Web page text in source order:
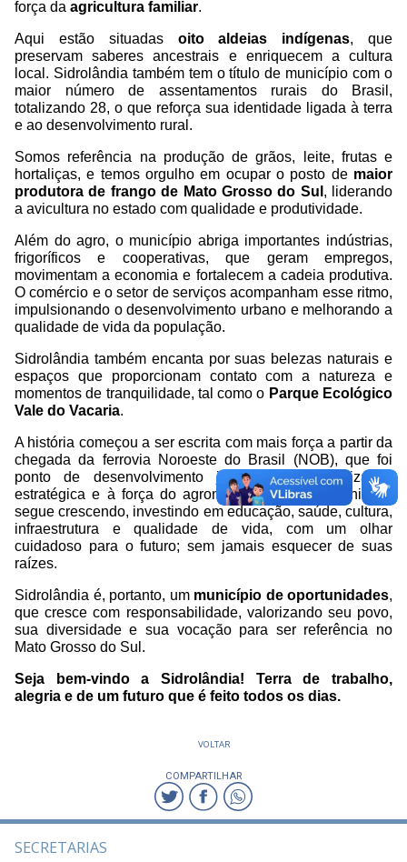
força da agricultura familiar.
Aqui estão situadas oito aldeias indígenas, que
preservam saberes ancestrais e enriquecem a cultura
local. Sidrolândia também tem o título de município com o
maior número de assentamentos rurais do Brasil,
totalizando 28, o que reforça sua identidade ligada à terra
e ao desenvolvimento rural.
Somos referência na produção de grãos, leite, frutas e
hortaliças, e temos orgulho em ocupar o posto de maior
produtora de frango de Mato Grosso do Sul , liderando
a avicultura no estado com qualidade e produtividade.
Além do agro, o município abriga importantes indústrias,
frigoríficos e cooperativas, que geram empregos,
movimentam a economia e fortalecem a cadeia produtiva.
O comércio e o setor de serviços acompanham esse ritmo,
impulsionando o desenvolvimento urbano e melhorando a
qualidade de vida da população.
Sidrolândia também encanta por suas belezas naturais e
espaços que proporcionam contato com a natureza e
momentos de tranquilidade, tal como o Parque Ecológico
Vale do Vacaria.
A história começou a ser escrita com mais força a partir da
chegada da ferrovia Noroeste do Brasil (NOB), que foi
ponto de desenvolvimento junto à sua localização
estratégica e à força do agronegócio. Hoje, o município
segue crescendo, investindo em educação, saúde, cultura,
infraestrutura e qualidade de vida, com um olhar
cuidadoso para o futuro; sem jamais esquecer de suas
raízes.
Sidrolândia é, portanto, um município de oportunidades,
que cresce com responsabilidade, valorizando seu povo,
sua diversidade e sua vocação para ser referência no
Mato Grosso do Sul.
Seja bem-vindo a Sidrolândia! Terra de trabalho,
alegria e de um futuro que é feito todos os dias.
VOLTAR
COMPARTILHAR
SECRETARIAS